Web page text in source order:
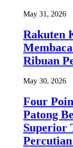
May 31, 2026
Rakuten
Ribuan
May 30, 2026
Four
Patong
Superior